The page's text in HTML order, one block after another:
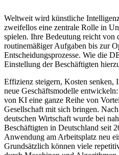
Weltweit wird künstliche
zweifellos eine zentrale Rolle in
spielen. Ihre Bedeutung reicht von
routinemäßiger Aufgaben bis zur
Entscheidungsprozesse. Wie die
Einstellung der Beschäftigten
Effizienz steigern, Kosten senken,
neue Geschäftsmodelle
von KI eine ganze Reihe von
Gesellschaft mit sich bringen.
deutschen Wirtschaft wurde bei
Beschäftigten in Deutschland seit
Anwendung am Arbeitsplatz neu
Grundsätzlich können viele